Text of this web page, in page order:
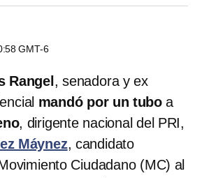
GMT-6
Rangel , senadora y ex
mandó por un tubo a
, dirigente nacional del PRI,
Máynez, candidato
Ciudadano (MC) al